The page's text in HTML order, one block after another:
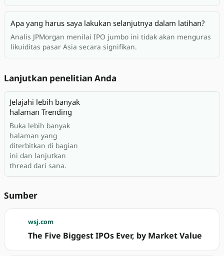
Apa yang harus saya lakukan selanjutnya dalam latihan?
Analis JPMorgan menilai IPO jumbo ini tidak akan menguras
likuiditas pasar Asia secara signifikan.
Lanjutkan penelitian Anda
Jelajahi lebih banyak
halaman Trending
Buka lebih banyak
halaman yang
diterbitkan di bagian
ini dan lanjutkan
thread dari sana.
Sumber
wsj.com
The Five Biggest IPOs Ever, by Market Value